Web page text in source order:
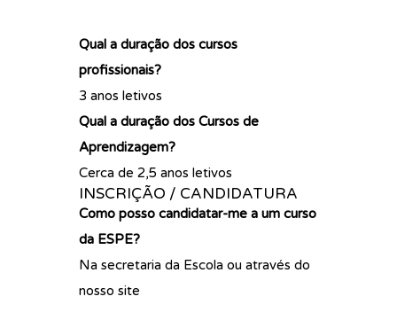
Qual a duração dos cursos
profissionais?
3 anos letivos
Qual a duração dos Cursos de
Aprendizagem?
Cerca de 2,5 anos letivos
INSCRIÇÃO / CANDIDATURA
Como posso candidatar-me a um curso
da ESPE?
Na secretaria da Escola ou através do
nosso site